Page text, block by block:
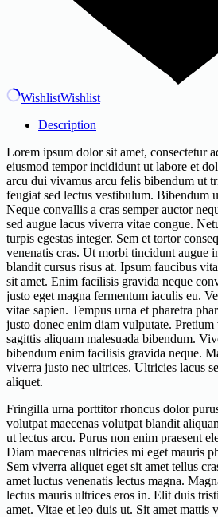
WishlistWishlist
Description
Lorem ipsum dolor sit amet, consectetur
eiusmod tempor incididunt ut labore et
arcu dui vivamus arcu felis bibendum ut
feugiat sed lectus vestibulum. Bibendum
Neque convallis a cras semper auctor
sed augue lacus viverra vitae congue.
turpis egestas integer. Sem et tortor
venenatis cras. Ut morbi tincidunt augue
blandit cursus risus at. Ipsum faucibus
sit amet. Enim facilisis gravida neque
justo eget magna fermentum iaculis eu.
vitae sapien. Tempus urna et pharetra
justo donec enim diam vulputate. Pretium
sagittis aliquam malesuada bibendum.
bibendum enim facilisis gravida neque.
viverra justo nec ultrices. Ultricies lacus
aliquet.
Fringilla urna porttitor rhoncus dolor
volutpat maecenas volutpat blandit
ut lectus arcu. Purus non enim praesent
Diam maecenas ultricies mi eget mauris
Sem viverra aliquet eget sit amet tellus
amet luctus venenatis lectus magna.
lectus mauris ultrices eros in. Elit duis
amet. Vitae et leo duis ut. Sit amet mattis